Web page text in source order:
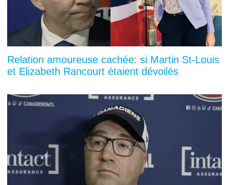
Relation amoureuse cachée: si Martin St-Louis
et Elizabeth Rancourt étaient dévoilés